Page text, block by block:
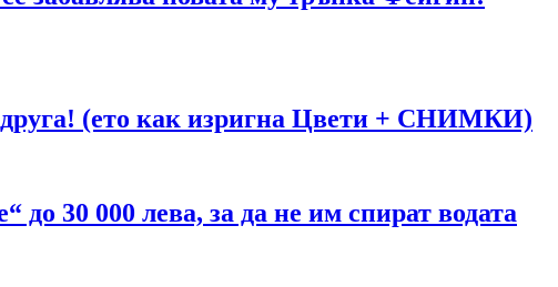
(ето как изригна Цвети + СНИМКИ)
30 000 лева, за да не им спират водата